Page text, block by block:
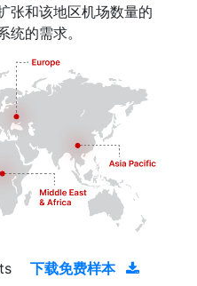
张和该地区机场数量的
统的需求。
下载免费样本